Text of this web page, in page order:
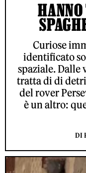
Curiose
identificato
spaziale. Dalle
tratta di di
del rover
è un altro:
DI